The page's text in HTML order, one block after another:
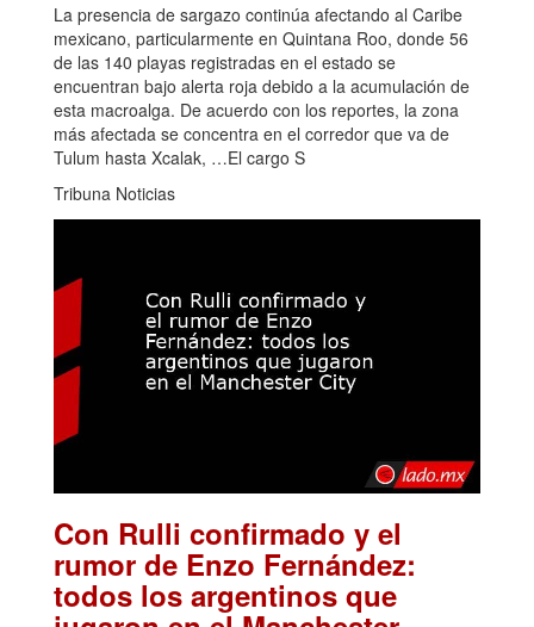
La presencia de sargazo continúa afectando al Caribe
mexicano, particularmente en Quintana Roo, donde 56
de las 140 playas registradas en el estado se
encuentran bajo alerta roja debido a la acumulación de
esta macroalga. De acuerdo con los reportes, la zona
más afectada se concentra en el corredor que va de
Tulum hasta Xcalak, …El cargo S
Tribuna Noticias
Con Rulli confirmado y el
rumor de Enzo Fernández:
todos los argentinos que